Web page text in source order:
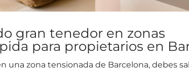
gran tenedor en zonas
para propietarios en
una zona tensionada de Barcelona, debes